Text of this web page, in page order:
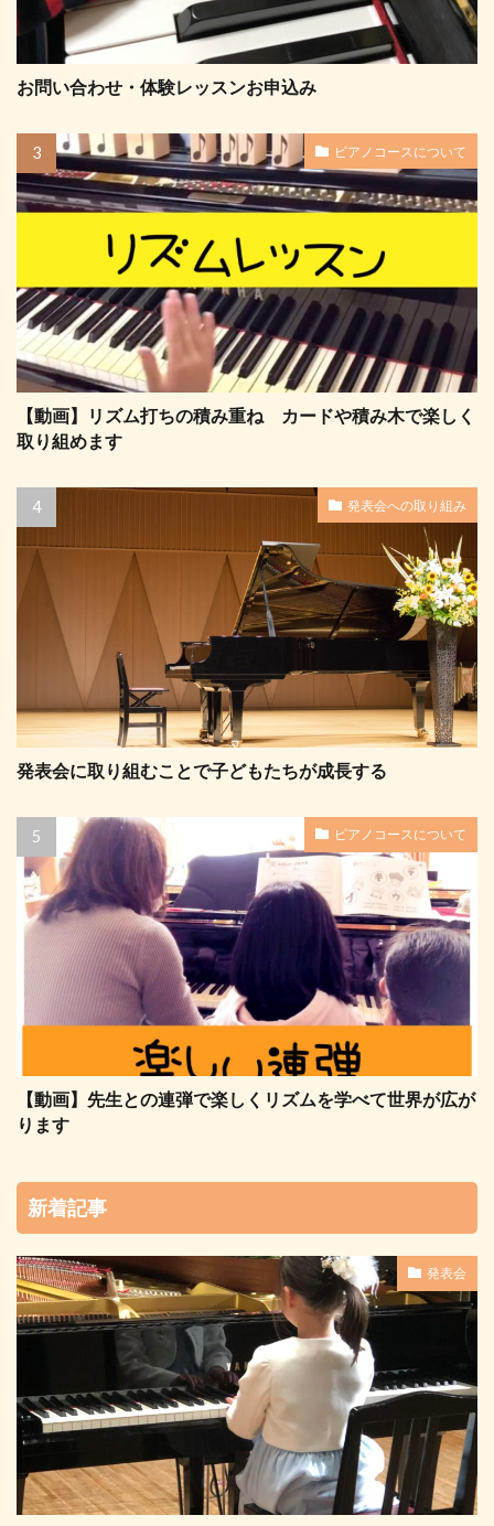
お問い合わせ・体験レッスンお申込み
ピアノコースについて
【動画】リズム打ちの積み重ね カードや積み木で楽しく
取り組めます
発表会への取り組み
発表会に取り組むことで子どもたちが成長する
ピアノコースについて
【動画】先生との連弾で楽しくリズムを学べて世界が広が
ります
新着記事
発表会